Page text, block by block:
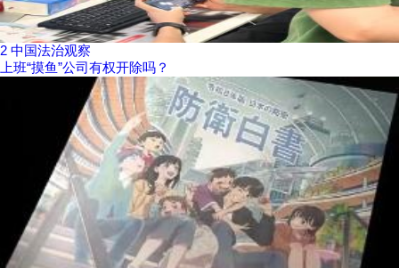
2 中国法治观察
上班“摸鱼”公司有权开除吗？